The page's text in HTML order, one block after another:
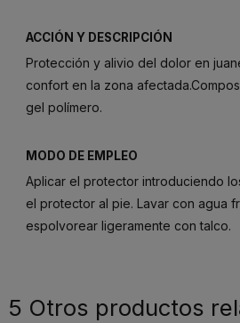
ACCIÓN Y DESCRIPCIÓN
Protección y alivio del dolor en
confort en la zona
gel polímero.
MODO DE EMPLEO
Aplicar el protector introduciendo
el protector al pie. Lavar con agua
espolvorear ligeramente con talco.
5 Otros productos